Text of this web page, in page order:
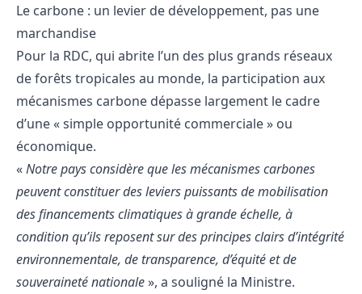
Le carbone : un levier de développement, pas une
marchandise
Pour la RDC, qui abrite l’un des plus grands réseaux
de forêts tropicales au monde, la participation aux
mécanismes carbone dépasse largement le cadre
d’une « simple opportunité commerciale » ou
économique.
«Notre pays considère que les mécanismes carbones
peuvent constituer des leviers puissants de mobilisation
des financements climatiques à grande échelle, à
condition qu’ils reposent sur des principes clairs d’intégrité
environnementale, de transparence, d’équité et de
souveraineté nationale», a souligné la Ministre.